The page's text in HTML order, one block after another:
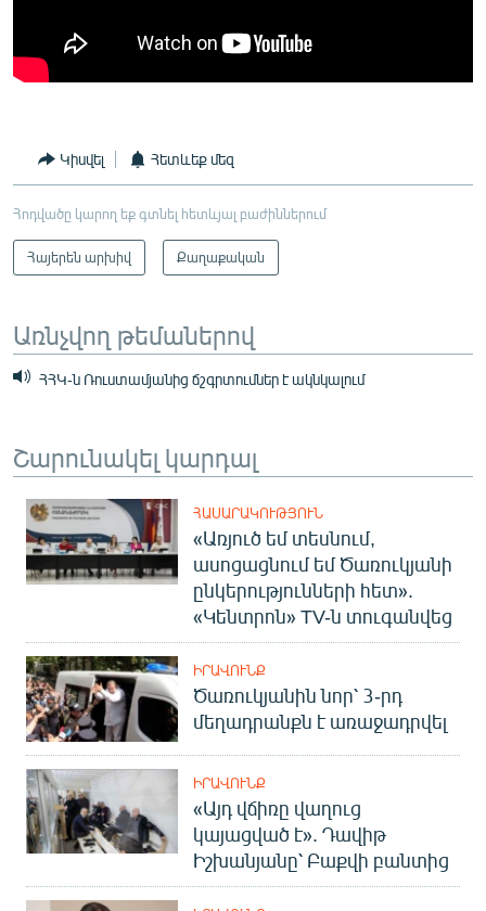
Կիսվել Հետևեք մեզ
Հոդվածը կարող եք գտնել հետևյալ բաժիններում
Հայերեն արխիվ Քաղաքական
Առնչվող թեմաներով
ՀՀԿ-ն Ռուստամյանից ճշգրտումներ է ակնկալում
Շարունակել կարդալ
ՀԱՍԱՐԱԿՈՒԹՅՈՒՆ
«Առյուծ եմ տեսնում,
ասոցացնում եմ Ծառուկյանի
ընկերությունների հետ».
«Կենտրոն» TV-ն տուգանվեց
ԻՐԱՎՈՒՆՔ
Ծառուկյանին նոր՝ 3-րդ
մեղադրանքն է առաջադրվել
ԻՐԱՎՈՒՆՔ
«Այդ վճիռը վաղուց
կայացված է». Դավիթ
Իշխանյանը՝ Բաքվի բանտից